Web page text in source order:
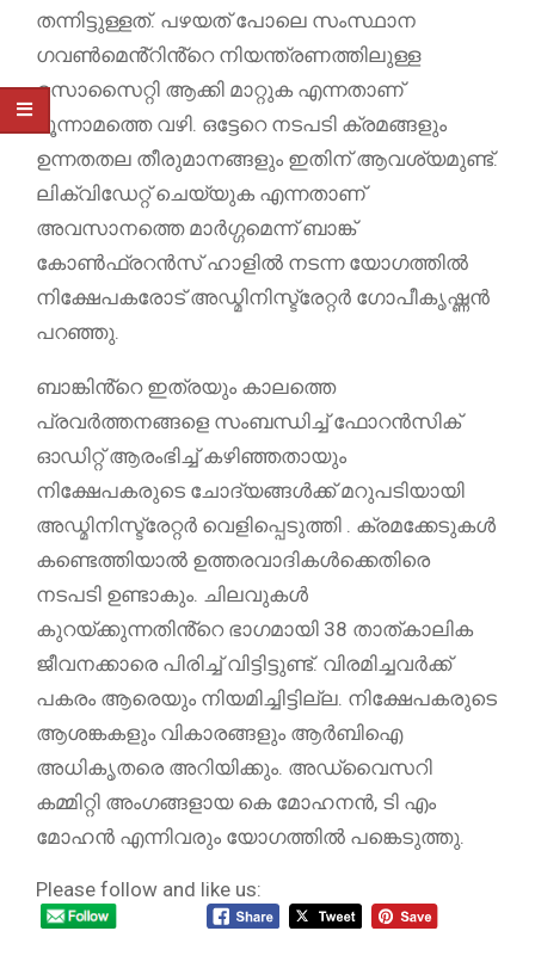
തന്നിട്ടുള്ളത്. പഴയത് പോലെ സംസ്ഥാന
ഗവൺമെൻ്റിൻ്റെ നിയന്ത്രണത്തിലുള്ള
സൊസൈറ്റി ആക്കി മാറ്റുക എന്നതാണ്
മൂന്നാമത്തെ വഴി. ഒട്ടേറെ നടപടി ക്രമങ്ങളും
ഉന്നതതല തീരുമാനങ്ങളും ഇതിന് ആവശ്യമുണ്ട്.
ലിക്വിഡേറ്റ് ചെയ്യുക എന്നതാണ്
അവസാനത്തെ മാർഗ്ഗമെന്ന് ബാങ്ക്
കോൺഫ്രറൻസ് ഹാളിൽ നടന്ന യോഗത്തിൽ
നിക്ഷേപകരോട് അഡ്മിനിസ്ട്രേറ്റർ ഗോപീകൃഷ്ണൻ
പറഞ്ഞു.
ബാങ്കിൻ്റെ ഇത്രയും കാലത്തെ
പ്രവർത്തനങ്ങളെ സംബന്ധിച്ച് ഫോറൻസിക്
ഓഡിറ്റ് ആരംഭിച്ച് കഴിഞ്ഞതായും
നിക്ഷേപകരുടെ ചോദ്യങ്ങൾക്ക് മറുപടിയായി
അഡ്മിനിസ്ട്രേറ്റർ വെളിപ്പെടുത്തി . ക്രമക്കേടുകൾ
കണ്ടെത്തിയാൽ ഉത്തരവാദികൾക്കെതിരെ
നടപടി ഉണ്ടാകും. ചിലവുകൾ
കുറയ്ക്കുന്നതിൻ്റെ ഭാഗമായി 38 താത്കാലിക
ജീവനക്കാരെ പിരിച്ച് വിട്ടിട്ടുണ്ട്. വിരമിച്ചവർക്ക്
പകരം ആരെയും നിയമിച്ചിട്ടില്ല. നിക്ഷേപകരുടെ
ആശങ്കകളും വികാരങ്ങളും ആർബിഐ
അധികൃതരെ അറിയിക്കും. അഡ്വൈസറി
കമ്മിറ്റി അംഗങ്ങളായ കെ മോഹനൻ, ടി എം
മോഹൻ എന്നിവരും യോഗത്തിൽ പങ്കെടുത്തു.
Please follow and like us: